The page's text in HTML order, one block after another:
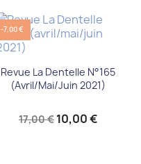
Revue La Dentelle N°165
(avril/mai/juin 2021)
17,00 € 10,00 €
-7,00 €